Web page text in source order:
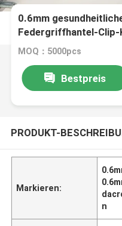
0.6mm
Federgriffhantel-Clip-
MOQ：5000pcs
Bestpreis
PRODUKT-
Markieren:
n